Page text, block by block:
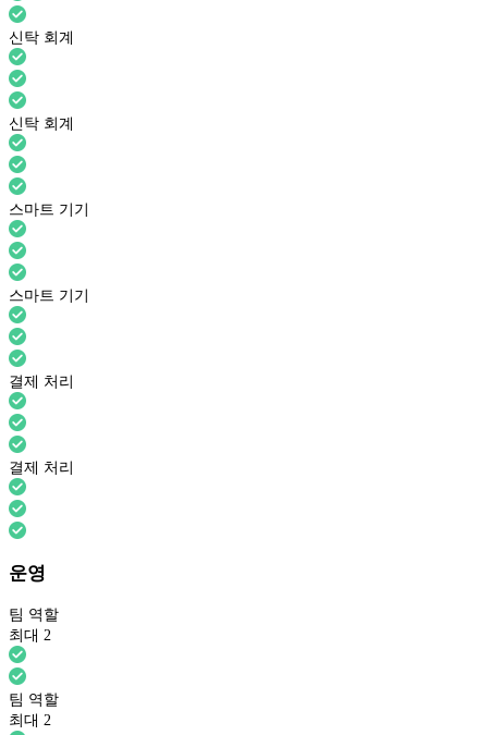
신탁 회계
신탁 회계
스마트 기기
스마트 기기
결제 처리
결제 처리
운영
팀 역할
최대 2
팀 역할
최대 2